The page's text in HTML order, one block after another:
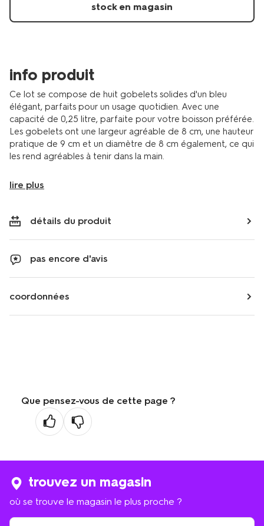
stock en magasin
info produit
Ce lot se compose de huit gobelets solides d'un bleu
élégant, parfaits pour un usage quotidien. Avec une
capacité de 0,25 litre, parfaite pour votre boisson préférée.
Les gobelets ont une largeur agréable de 8 cm, une hauteur
pratique de 9 cm et un diamètre de 8 cm également, ce qui
les rend agréables à tenir dans la main.
lire plus
détails du produit
pas encore d'avis
coordonnées
Que pensez-vous de cette page ?
trouvez un magasin
où se trouve le magasin le plus proche ?
où